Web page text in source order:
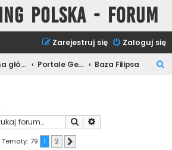
Polska - Forum
Zaloguj się
Zarejestruj się
Strona główna Portale Geocachingowe Baza Filipsa
Szukaj
Tematy: 79 1 2